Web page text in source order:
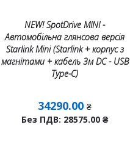
NEW! SpotDrive MINI -
Автомобільна глянсова версія
Starlink Mini (Starlink + корпус з
магнітами + кабель 3м DC - USB
Тype-C)
34290.00 ₴
Без ПДВ: 28575.00₴